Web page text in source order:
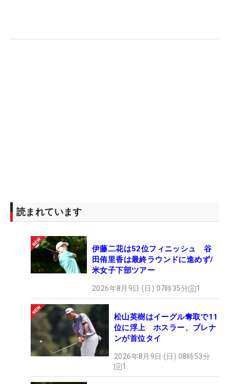
バスケットボール、ダンスに打ち込んできたスポー
のを着ていたんですけど、その時におしゃれなウェ
アを着て、好きなゴルフをしているプロがかっこよ
ロになっておしゃれなウェアを着たいな』という気
持ちがこみ上げてきて。今もその思いは変わらず、
片隅にありますね」
キラキラしたロープの内側の世界。これがプロゴル
ファーを目指す原風景になった。地元の栄徳高では
ゴルフ部に入り、卒業後は親元を離れ白山ヴィレッ
ジGCの研修生として寮生活。2年前からは、自分で
家を借り、現在の日本ラインゴルフ倶楽部（岐阜）
読まれています
伊藤二花は52位フィニッシュ 谷
田侑里香は最終ラウンドに進めず/
米女子下部ツアー
2026年8月9日 (日) 07時35分 1
松山英樹はイーグル奪取で11
位に浮上 ホスラー、ブレナ
ンが首位タイ
2026年8月9日 (日) 08時53分
1